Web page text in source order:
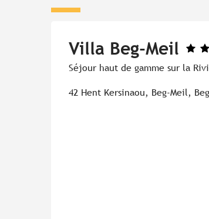
Villa Beg-Meil
Séjour haut de gamme sur la
42 Hent Kersinaou, Beg-Meil,